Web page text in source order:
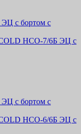
НСО-7/6Б ЭЦ с
НСО-6/6Б ЭЦ с